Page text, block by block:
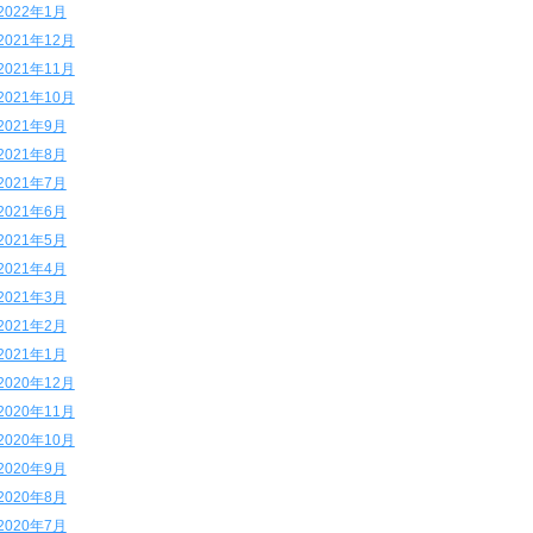
年1月
年12月
年11月
年10月
年9月
年8月
年7月
年6月
年5月
年4月
年3月
年2月
年1月
年12月
年11月
年10月
年9月
年8月
年7月